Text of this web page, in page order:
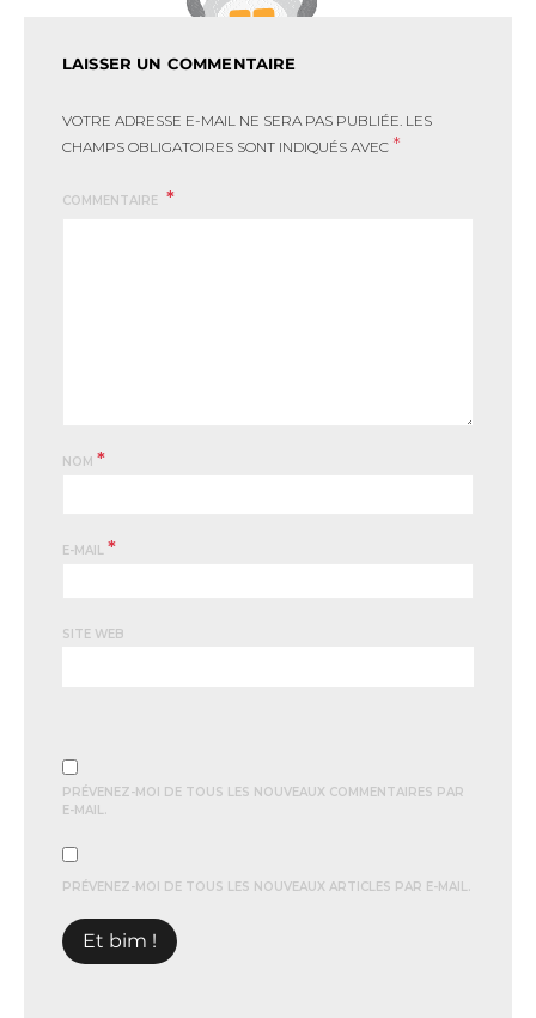
LAISSER UN COMMENTAIRE
VOTRE ADRESSE E-MAIL NE SERA PAS PUBLIÉE. LES
CHAMPS OBLIGATOIRES SONT INDIQUÉS AVEC *
COMMENTAIRE
NOM *
E-MAIL *
SITE WEB
PRÉVENEZ-MOI DE TOUS LES NOUVEAUX COMMENTAIRES PAR
E-MAIL.
PRÉVENEZ-MOI DE TOUS LES NOUVEAUX ARTICLES PAR E-MAIL.